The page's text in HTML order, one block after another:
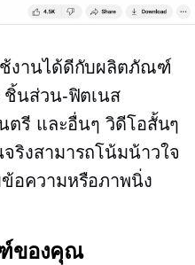
งานได้ดีกับผลิตภัณฑ์
ชิ้นส่วน-ฟิตเนส
ตรี และอื่นๆ วิดีโอสั้นๆ
งสามารถโน้มน้าวใจ
อความหรือภาพนิ่ง
ของคุณ